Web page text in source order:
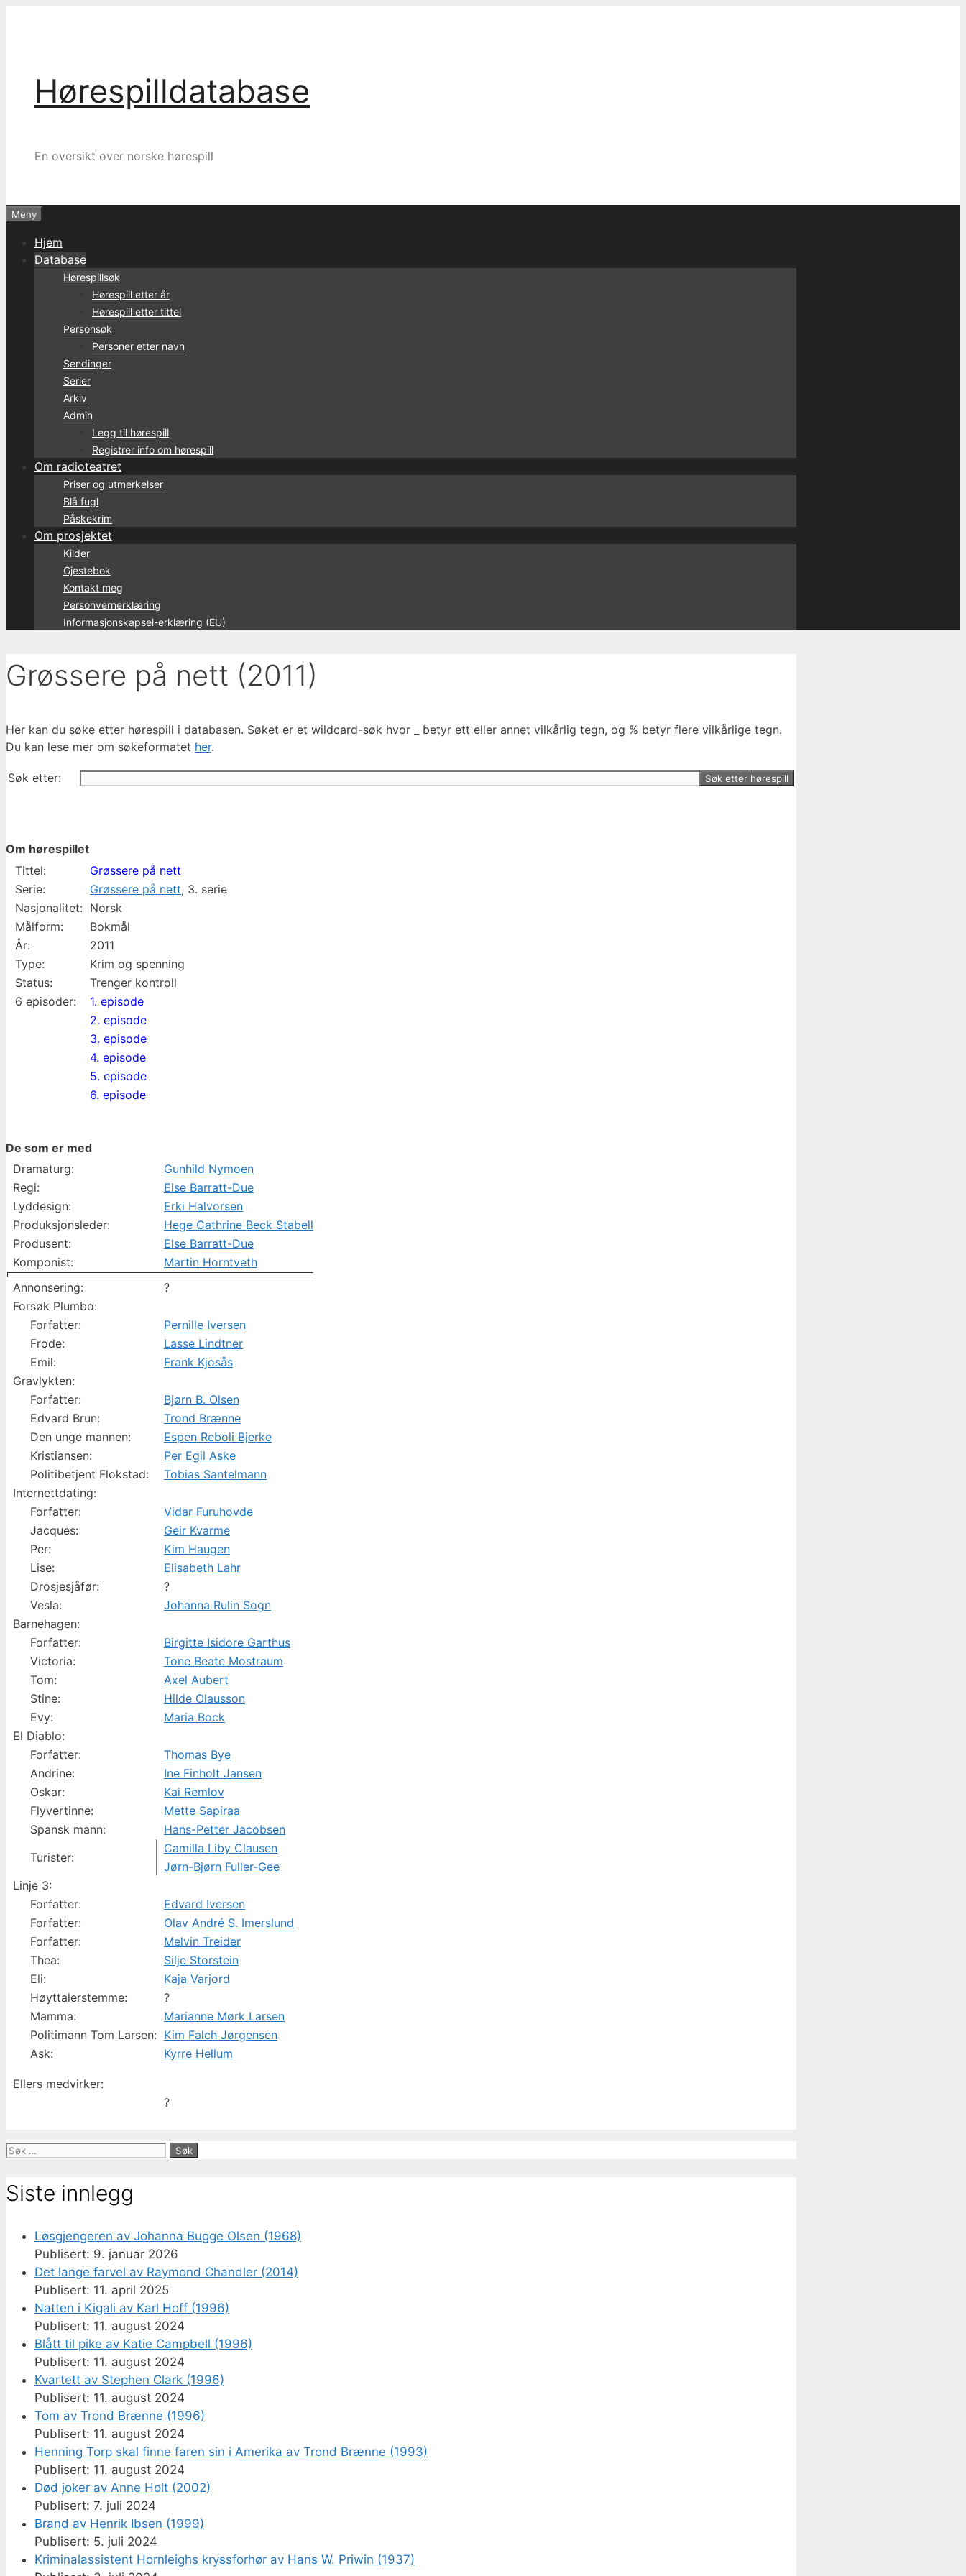
Hørespilldatabase
En oversikt over norske hørespill
Meny
Hjem
Database
Hørespillsøk
Hørespill etter år
Hørespill etter tittel
Personsøk
Personer etter navn
Sendinger
Serier
Arkiv
Admin
Legg til hørespill
Registrer info om hørespill
Om radioteatret
Priser og utmerkelser
Blå fugl
Påskekrim
Om prosjektet
Kilder
Gjestebok
Kontakt meg
Personvernerklæring
Informasjonskapsel-erklæring (EU)
Grøssere på nett (2011)
Her kan du søke etter hørespill i databasen. Søket er et wildcard-søk hvor _ betyr ett eller annet vilkårlig tegn, og % betyr flere vilkårlige tegn.
Du kan lese mer om søkeformatet her.
Søk etter:
Om hørespillet
Tittel:
Grøssere på nett
Serie:
Grøssere på nett, 3. serie
Nasjonalitet: Norsk
Målform:
Bokmål
År:
2011
Type:
Krim og spenning
Status:
Trenger kontroll
6 episoder:
1. episode
2. episode
3. episode
4. episode
5. episode
6. episode
De som er med
Dramaturg:
Gunhild Nymoen
Regi:
Else Barratt-Due
Lyddesign:
Erki Halvorsen
Produksjonsleder:
Hege Cathrine Beck Stabell
Produsent:
Else Barratt-Due
Komponist:
Martin Horntveth
Annonsering:
?
Forsøk Plumbo:
Forfatter:
Pernille Iversen
Frode:
Lasse Lindtner
Emil:
Frank Kjosås
Gravlykten:
Forfatter:
Bjørn B. Olsen
Edvard Brun:
Trond Brænne
Den unge mannen:
Espen Reboli Bjerke
Kristiansen:
Per Egil Aske
Politibetjent Flokstad:
Tobias Santelmann
Internettdating:
Forfatter:
Vidar Furuhovde
Jacques:
Geir Kvarme
Per:
Kim Haugen
Lise:
Elisabeth Lahr
Drosjesjåfør:
?
Vesla:
Johanna Rulin Sogn
Barnehagen:
Forfatter:
Birgitte Isidore Garthus
Victoria:
Tone Beate Mostraum
Tom:
Axel Aubert
Stine:
Hilde Olausson
Evy:
Maria Bock
El Diablo:
Forfatter:
Thomas Bye
Andrine:
Ine Finholt Jansen
Oskar:
Kai Remlov
Flyvertinne:
Mette Sapiraa
Spansk mann:
Hans-Petter Jacobsen
Turister:
Camilla Liby Clausen
Jørn-Bjørn Fuller-Gee
Linje 3:
Forfatter:
Edvard Iversen
Forfatter:
Olav André S. Imerslund
Forfatter:
Melvin Treider
Thea:
Silje Storstein
Eli:
Kaja Varjord
Høyttalerstemme:
?
Mamma:
Marianne Mørk Larsen
Politimann Tom Larsen: Kim Falch Jørgensen
Ask:
Kyrre Hellum
Ellers medvirker:
?
Søk
Siste innlegg
Løsgjengeren av Johanna Bugge Olsen (1968)
9. januar 2026
Det lange farvel av Raymond Chandler (2014)
11. april 2025
Natten i Kigali av Karl Hoff (1996)
11. august 2024
Blått til pike av Katie Campbell (1996)
11. august 2024
Kvartett av Stephen Clark (1996)
11. august 2024
Tom av Trond Brænne (1996)
11. august 2024
Henning Torp skal finne faren sin i Amerika av Trond Brænne (1993)
11. august 2024
Død joker av Anne Holt (2002)
7. juli 2024
Brand av Henrik Ibsen (1999)
5. juli 2024
Kriminalassistent Hornleighs kryssforhør av Hans W. Priwin (1937)